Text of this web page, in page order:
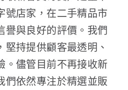
號店家，在二手精品市
譽與良好的評價。我們
堅持提供顧客最透明、
。儘管目前不再接收新
們依然專注於精選並販